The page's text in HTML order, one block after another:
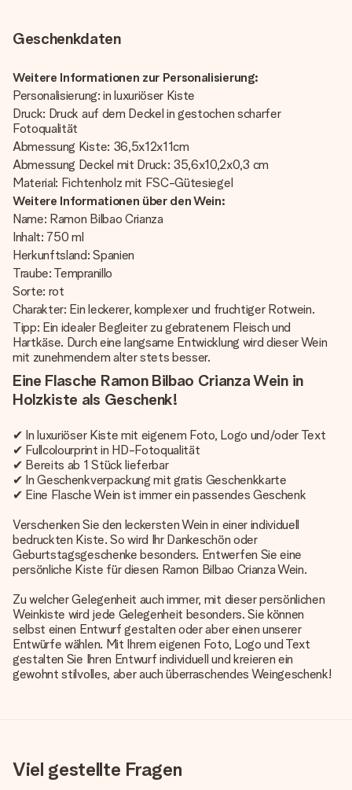
Geschenkdaten
Weitere Informationen zur Personalisierung:
Personalisierung: in luxuriöser Kiste
Druck: Druck auf dem Deckel in gestochen scharfer
Fotoqualität
Abmessung Kiste: 36,5x12x11cm
Abmessung Deckel mit Druck: 35,6x10,2x0,3 cm
Material: Fichtenholz mit FSC-Gütesiegel
Weitere Informationen über den Wein:
Name: Ramon Bilbao Crianza
Inhalt: 750 ml
Herkunftsland: Spanien
Traube: Tempranillo
Sorte: rot
Charakter: Ein leckerer, komplexer und fruchtiger Rotwein.
Tipp: Ein idealer Begleiter zu gebratenem Fleisch und
Hartkäse. Durch eine langsame Entwicklung wird dieser Wein
mit zunehmendem alter stets besser.
Eine Flasche Ramon Bilbao Crianza Wein in
Holzkiste als Geschenk!
✔ In luxuriöser Kiste mit eigenem Foto, Logo und/oder Text
✔ Fullcolourprint in HD-Fotoqualität
✔ Bereits ab 1 Stück lieferbar
✔ In Geschenkverpackung mit gratis Geschenkkarte
✔ Eine Flasche Wein ist immer ein passendes Geschenk
Verschenken Sie den leckersten Wein in einer individuell
bedruckten Kiste. So wird Ihr Dankeschön oder
Geburtstagsgeschenke besonders. Entwerfen Sie eine
persönliche Kiste für diesen Ramon Bilbao Crianza Wein.
Zu welcher Gelegenheit auch immer, mit dieser persönlichen
Weinkiste wird jede Gelegenheit besonders. Sie können
selbst einen Entwurf gestalten oder aber einen unserer
Entwürfe wählen. Mit Ihrem eigenen Foto, Logo und Text
gestalten Sie Ihren Entwurf individuell und kreieren ein
gewohnt stilvolles, aber auch überraschendes Weingeschenk!
Viel gestellte Fragen